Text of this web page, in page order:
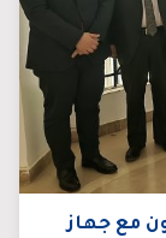
مع جهاز